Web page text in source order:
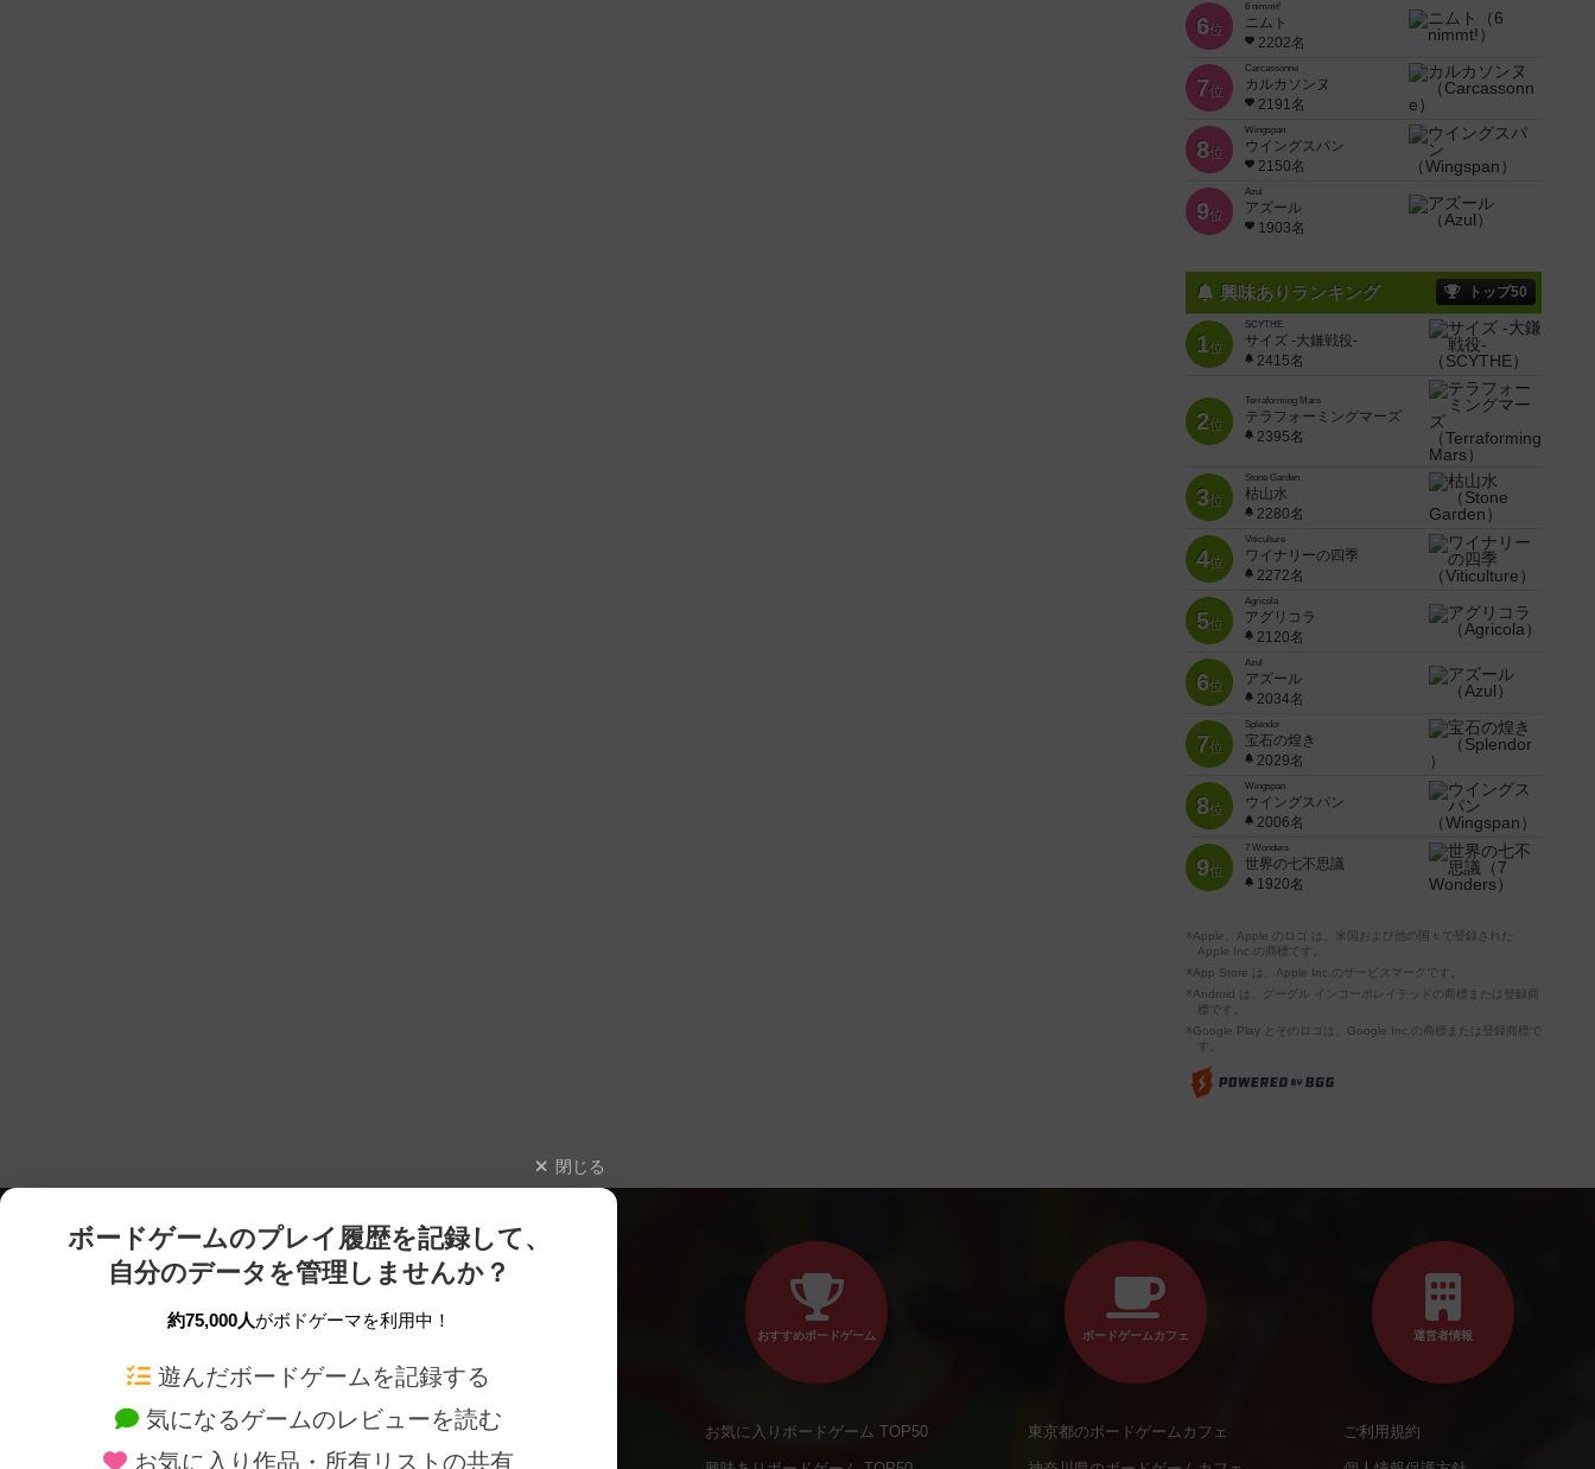
6位
6 nimmt!
ニムト
2202名
7位
Carcassonne
カルカソンヌ
2191名
8位
Wingspan
ウイングスパン
2150名
9位
Azul
アズール
1903名
興味ありランキング トップ50
1位
SCYTHE
サイズ -大鎌戦役-
2415名
2位
Terraforming Mars
テラフォーミングマーズ
2395名
3位
Stone Garden
枯山水
2280名
4位
Viticulture
ワイナリーの四季
2272名
5位
Agricola
アグリコラ
2120名
6位
Azul
アズール
2034名
7位
Splendor
宝石の煌き
2029名
8位
Wingspan
ウイングスパン
2006名
9位
7 Wonders
世界の七不思議
1920名
※Apple、Apple のロゴ は、米国および他の国々で登録された
Apple Inc.の商標です。
※App Store は、Apple Inc.のサービスマークです。
※Android は、グーグル インコーポレイテッドの商標または登録商
標です。
※Google Play とそのロゴは、Google Inc.の商標または登録商標で
す。
閉じる
ボードゲームのプレイ履歴を記録して、
自分のデータを管理しませんか？
約75,000人がボドゲーマを利用中！
遊んだボードゲームを記録する
気になるゲームのレビューを読む
お気に入り作品・所有リストの共有
ボードゲームを検索する 新作・再入荷情報
おすすめボードゲーム
お気に入りボードゲーム TOP50
ボードゲームカフェ
東京都のボードゲームカフェ
運営者情報
ご利用規約